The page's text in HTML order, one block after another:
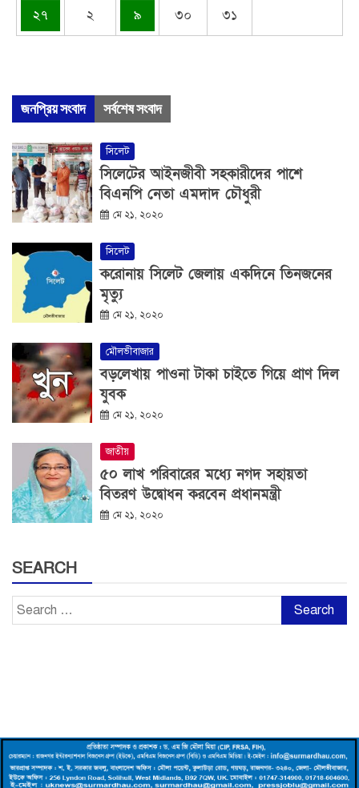
২৭ ২ ৯ ৩০ ৩১
জনপ্রিয় সংবাদ সর্বশেষ সংবাদ
সিলেট
সিলেটের আইনজীবী সহকারীদের পাশে
বিএনপি নেতা এমদাদ চৌধুরী
মে ২১, ২০২০
সিলেট
করোনায় সিলেট জেলায় একদিনে তিনজনের
মৃত্যু
মে ২১, ২০২০
মৌলভীবাজার
বড়লেখায় পাওনা টাকা চাইতে গিয়ে প্রাণ দিল
যুবক
মে ২১, ২০২০
জাতীয়
৫০ লাখ পরিবারের মধ্যে নগদ সহায়তা
বিতরণ উদ্বোধন করবেন প্রধানমন্ত্রী
মে ২১, ২০২০
SEARCH
Search
for: